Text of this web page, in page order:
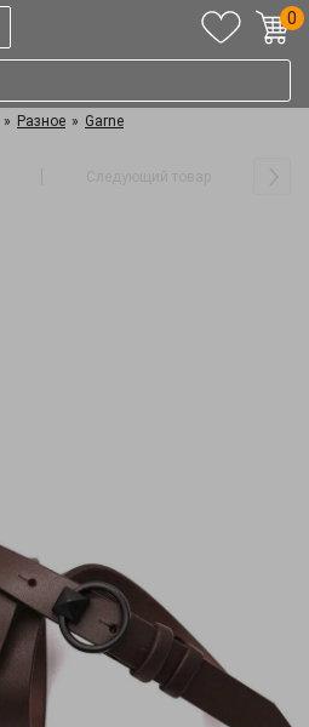
0
» Разное » Garne